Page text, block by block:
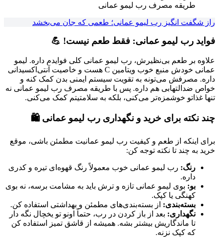
طریقه مصرف رب لیمو عمانی
راز شگفت انگیز رب لیمو عمانی؛ طعمی که جان می‌بخشد
فواید رب لیمو عمانی: فقط طعم نیست! 💪
علاوه بر طعم بی‌نظیرش، رب لیمو عمانی کلی فوایدم داره. لیمو
عمانی خودش منبع خوب ویتامین C هست و خاصیت آنتی‌اکسیدانی
داره. مصرفش می‌تونه به تقویت سیستم ایمنی بدن کمک کنه و
خواص ضدالتهابی هم داره. پس با طریقه مصرف رب لیمو عمانی نه
تنها غذاتو خوشمزه‌تر می‌کنی، بلکه به سلامتیتم کمک می‌کنی.
چند نکته برای خرید و نگهداری رب لیمو عمانی 🛍️
برای اینکه از طعم و کیفیت رب لیمو عمانیت مطمئن باشی، موقع
خرید به چند تا نکته توجه کن:
رنگ: رب لیمو عمانی خوب معمولاً رنگ قهوه‌ای تیره و کدری
داره.
بو: بوی لیمو عمانی تازه و ترش باید به مشامت برسه، نه بوی
کهنگی یا کپک.
بسته‌بندی: از بسته‌بندی‌های مطمئن و بهداشتی استفاده کن.
نگهداری: بعد از باز کردن در رب، حتماً اونو تو یخچال نگه دار
تا ماندگاریش بیشتر بشه. همیشه از قاشق تمیز استفاده کن
که کپک نزنه.